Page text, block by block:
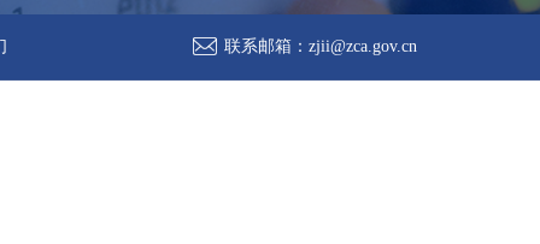
联系邮箱： zjii@zca.gov.cn